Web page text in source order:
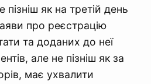
пізніш як на третій день
про реєстрацію
та доданих до неї
але не пізніш як за
має ухвалити